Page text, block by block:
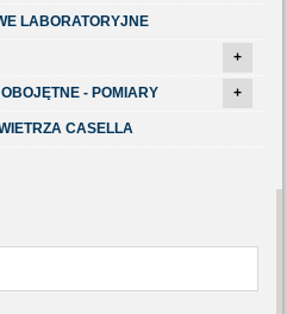
LABORATORYJNE
+
- POMIARY +
CASELLA